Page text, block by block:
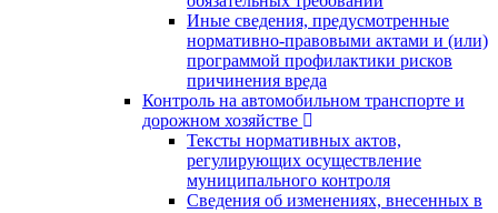
Иные сведения, предусмотренные
нормативно-правовыми актами и (или)
программой профилактики рисков
причинения вреда
Контроль на автомобильном транспорте и
дорожном хозяйстве
Тексты нормативных актов,
регулирующих осуществление
муниципального контроля
Сведения об изменениях, внесенных в